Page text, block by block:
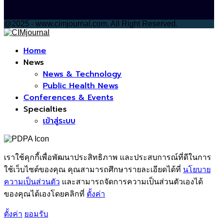
@2025 - www.cimjournal.com. All Right Reserved.
Home
News
News & Technology
Public Health News
Conferences & Events
Specialties
เข้าสู่ระบบ
เราใช้คุกกี้เพื่อพัฒนาประสิทธิภาพ และประสบการณ์ที่ดีในการ
ใช้เว็บไซต์ของคุณ คุณสามารถศึกษารายละเอียดได้ที่ นโยบาย
ความเป็นส่วนตัว และสามารถจัดการความเป็นส่วนตัวเองได้
ของคุณได้เองโดยคลิกที่ ตั้งค่า
ตั้งค่า ยอมรับ